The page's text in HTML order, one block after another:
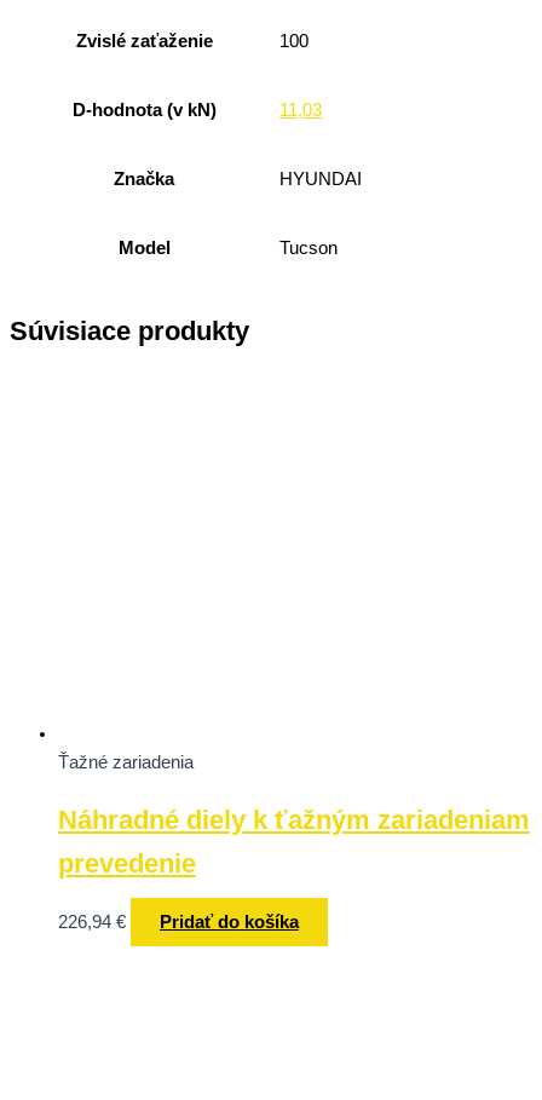
Zvislé zaťaženie 100
D-hodnota (v kN) 11,03
Značka HYUNDAI
Model Tucson
Súvisiace produkty
Ťažné zariadenia
Náhradné diely k ťažným zariadeniam
prevedenie
226,94 € Pridať do košíka